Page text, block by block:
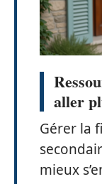
aller
Gérer la
mieux